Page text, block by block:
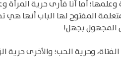
أما أنا فأرى حرية المرأة
المفتوح لها الباب أنها هي
المجهول بجهل!
وحرية الحب؛ والأخرى حرية